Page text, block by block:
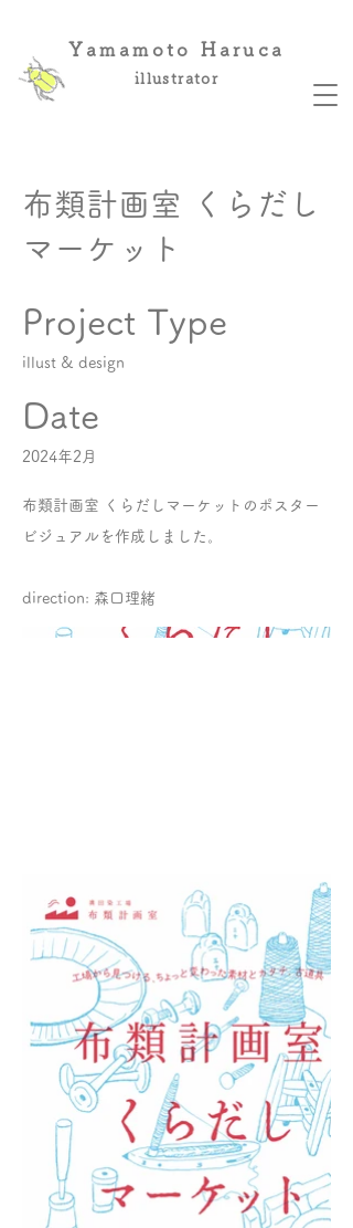
Yamamoto Haruca
illustrator
布類計画室 くらだし
マーケット
Project Type
illust & design
Date
2024年2月
布類計画室 くらだしマーケットのポスター
ビジュアルを作成しました。
direction: 森口理緒